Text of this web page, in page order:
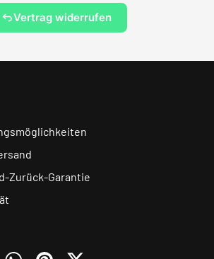
Vertrag widerrufen
Zurück-Garantie